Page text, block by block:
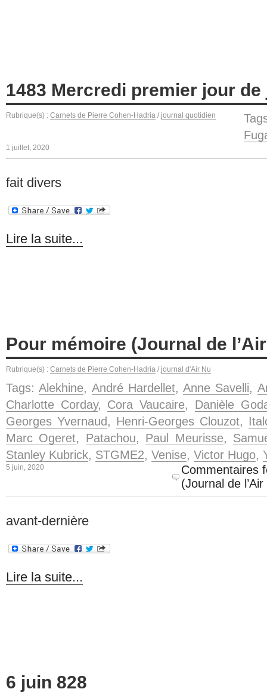
1483 Mercredi premier jour
Rubrique(s) : Carnets de Pierre Cohen-Hadria / journal quotidien
1 juillet, 2020
fait divers
Lire la suite...
Pour mémoire (Journal de
Rubrique(s) : Carnets de Pierre Cohen-Hadria / journal d'Air Nu
Tags:Alekhine, André Hardellet, Anne Savelli,
Charlotte Corday, Cora Vaucaire, Danièle
Georges Yvernaud , Henri-Georges Clouzot,
Marc Ogeret, Patachou, Paul Meurisse,
Stanley Kubrick, STGME2, Venise, Victor Hugo,
5 juin, 2020
Commentaires
(Journal de
avant-dernière
Lire la suite...
6 juin 828